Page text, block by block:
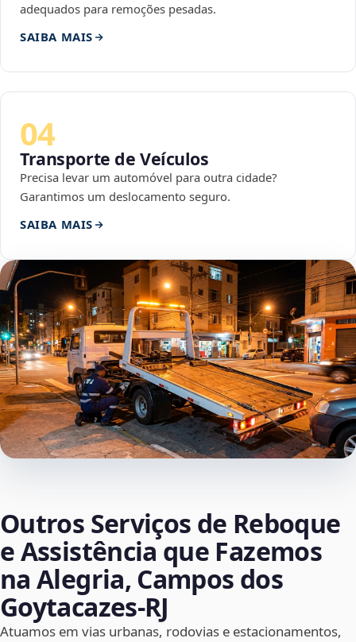
adequados para remoções pesadas.
SAIBA MAIS
04
Transporte de Veículos
Precisa levar um automóvel para outra cidade?
Garantimos um deslocamento seguro.
SAIBA MAIS
Outros Serviços de Reboque
e Assistência que Fazemos
na Alegria, Campos dos
Goytacazes‑RJ
Atuamos em vias urbanas, rodovias e estacionamentos,